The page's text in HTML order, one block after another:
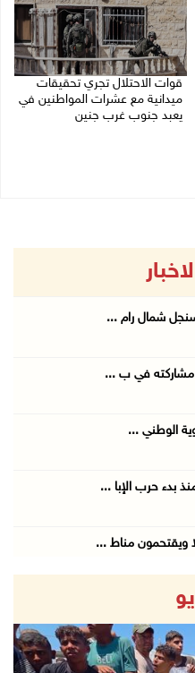
قوات الاحتلال تجري تحقيقات
ميدانية مع عشرات المواطنين في
يعبد جنوب غرب جنين
شمال رام ...
مشاركته في ب ...
الوطني ...
ويقتحمون مناط ...
مع عشرات ا ...
في أوساط ...